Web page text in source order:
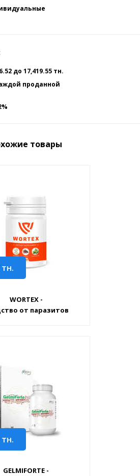
до 17,419.55 тн.
проданной
товары
тн.
WORTEX -
от паразитов
тн.
GELMIFORTE -